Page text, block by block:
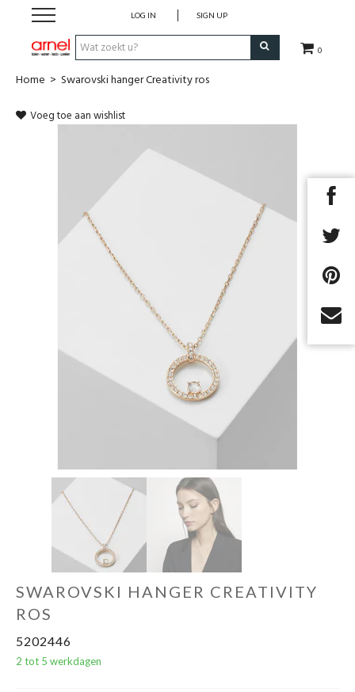
0
LOG IN SIGN UP
Koken
Home > Swarovski hanger Creativity ros
Voeg toe aan wishlist
Next
SWAROVSKI HANGER CREATIVITY
ROS
5202446
2 tot 5 werkdagen